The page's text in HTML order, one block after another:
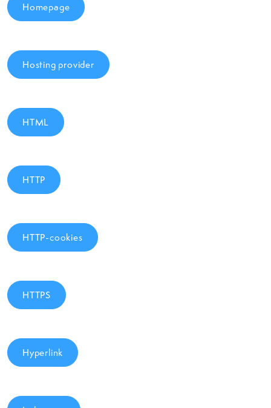
Homepage
Hosting provider
HTML
HTTP
HTTP-cookies
HTTPS
Hyperlink